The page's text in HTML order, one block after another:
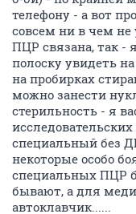
телефону - а вот
совсем ни в чем не
ПЦР связана, так -
полоску увидеть
на пробирках
можно занести
стерильность - я
специальный без
некоторые особо
специальных ПЦР
бывают, а для
автоклавчик......